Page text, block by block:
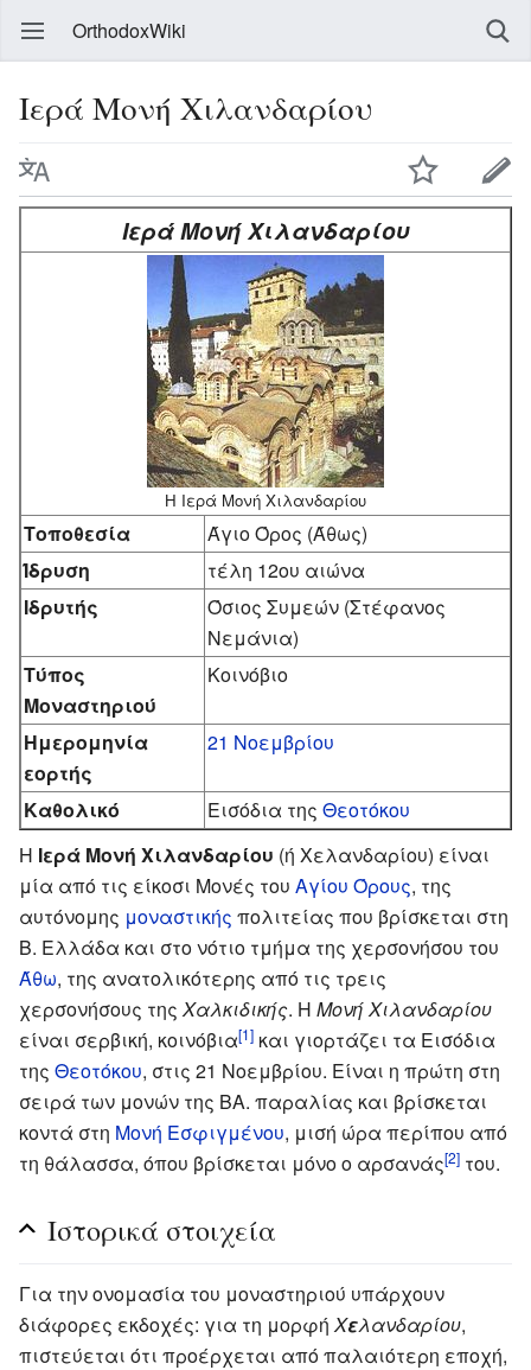
OrthodoxWiki
Ιερά Μονή Χιλανδαρίου
Ιερά Μονή Χιλανδαρίου
Η Ιερά Μονή Χιλανδαρίου
Τοποθεσία
Άγιο Όρος (Άθως)
Ίδρυση
τέλη 12ου αιώνα
Ιδρυτής
Όσιος Συμεών (Στέφανος
Νεμάνια)
Τύπος
Μοναστηριού
Κοινόβιο
Ημερομηνία
εορτής
21 Νοεμβρίου
Καθολικό Εισόδια της Θεοτόκου
Η Ιερά Μονή Χιλανδαρίου (ή Χελανδαρίου) είναι
μία από τις είκοσι Μονές του Αγίου Όρους, της
αυτόνομης μοναστικής πολιτείας που βρίσκεται στη
Β. Ελλάδα και στο νότιο τμήμα της χερσονήσου του
Άθω, της ανατολικότερης από τις τρεις
χερσονήσους της Χαλκιδικής. Η Μονή Χιλανδαρίου
είναι σερβική, κοινόβια[1] και γιορτάζει τα Εισόδια
της Θεοτόκου, στις 21 Νοεμβρίου. Είναι η πρώτη στη
σειρά των μονών της ΒΑ. παραλίας και βρίσκεται
κοντά στη Μονή Εσφιγμένου, μισή ώρα περίπου από
τη θάλασσα, όπου βρίσκεται μόνο ο αρσανάς[2] του.
Ιστορικά στοιχεία
Για την ονομασία του μοναστηριού υπάρχουν
διάφορες εκδοχές: για τη μορφή Χελανδαρίου,
πιστεύεται ότι προέρχεται από παλαιότερη εποχή,